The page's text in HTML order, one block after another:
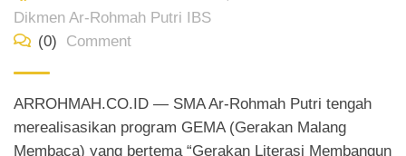
Dikmen Ar-Rohmah Putri IBS
(0)
Comment
ARROHMAH.CO.ID — SMA Ar-Rohmah Putri tengah
merealisasikan program GEMA (Gerakan Malang
Membaca) yang bertema “Gerakan Literasi Membangun